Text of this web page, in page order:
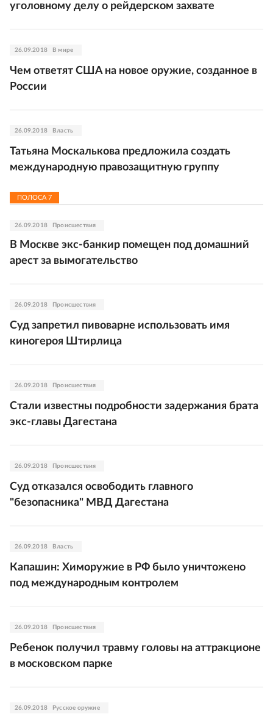
уголовному делу о рейдерском захвате
26.09.2018 В мире
Чем ответят США на новое оружие, созданное в
России
26.09.2018 Власть
Татьяна Москалькова предложила создать
международную правозащитную группу
ПОЛОСА 7
26.09.2018 Происшествия
В Москве экс-банкир помещен под домашний
арест за вымогательство
26.09.2018 Происшествия
Суд запретил пивоварне использовать имя
киногероя Штирлица
26.09.2018 Происшествия
Стали известны подробности задержания брата
экс-главы Дагестана
26.09.2018 Происшествия
Суд отказался освободить главного
"безопасника" МВД Дагестана
26.09.2018 Власть
Капашин: Химоружие в РФ было уничтожено
под международным контролем
26.09.2018 Происшествия
Ребенок получил травму головы на аттракционе
в московском парке
26.09.2018 Русское оружие